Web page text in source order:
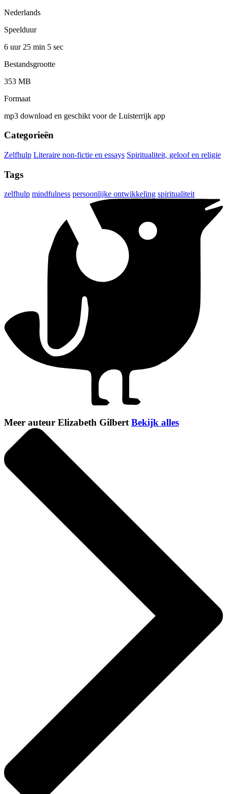
Nederlands
Speelduur
6 uur 25 min 5 sec
Bestandsgrootte
353 MB
Formaat
mp3 download en geschikt voor de Luisterrijk app
Categorieën
Zelfhulp Literaire non-fictie en essays Spiritualiteit, geloof en religie
Tags
zelfhulp mindfulness persoonlijke ontwikkeling spiritualiteit
Meer auteur Elizabeth Gilbert Bekijk alles